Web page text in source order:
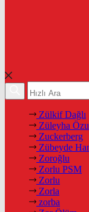
Zülkif Dağlı
Züleyha
Zuckerberg
Zübeyde
Zoroğlu
Zorlu PSM
Zorlu
Zorla
zorba